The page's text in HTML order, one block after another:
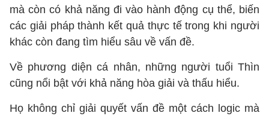
mà còn có khả năng đi vào hành động cụ thể, biến
các giải pháp thành kết quả thực tế trong khi người
khác còn đang tìm hiểu sâu về vấn đề.
Về phương diện cá nhân, những người tuổi Thìn
cũng nổi bật với khả năng hòa giải và thấu hiểu.
Họ không chỉ giải quyết vấn đề một cách logic mà